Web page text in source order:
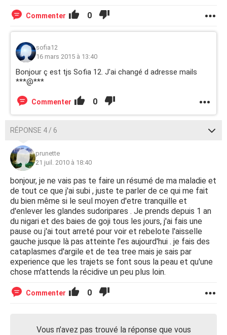
Commenter 0
sofia12
16 mars 2015 à 13:40
Bonjour ç est tjs Sofia 12. J'ai changé d adresse mails
***@***
Commenter 0
RÉPONSE 4 / 6
prunette
21 juil. 2010 à 18:40
bonjour, je ne vais pas te faire un résumé de ma maladie et
de tout ce que j'ai subi , juste te parler de ce qui me fait
du bien même si le seul moyen d'etre tranquille et
d'enlever les glandes sudoripares . Je prends depuis 1 an
du nigari et des baies de goji tous les jours, j'ai fais une
pause ou j'ai tout arreté pour voir et rebelote l'aisselle
gauche jusque là pas atteinte l'es aujourd'hui . je fais des
cataplasmes d'argile et de tea tree mais je sais par
experience que les trajets se font sous la peau et qu'une
chose m'attends la récidive un peu plus loin.
Commenter 0
Vous n’avez pas trouvé la réponse que vous